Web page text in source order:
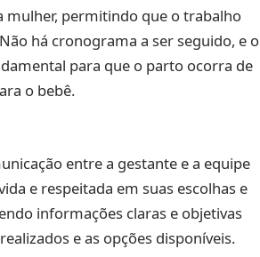
permitindo que o trabalho
há cronograma a ser seguido, e o
para que o parto ocorra de
o bebê.
entre a gestante e a equipe
e respeitada em suas escolhas e
informações claras e objetivas
e as opções disponíveis.